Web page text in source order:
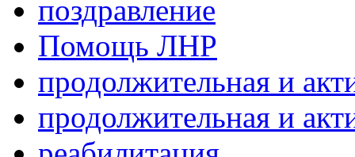
поздравление
Помощь ЛНР
продолжительная и
продолжительная и